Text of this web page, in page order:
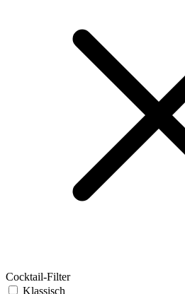
Cocktail-Filter
Klassisch